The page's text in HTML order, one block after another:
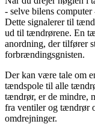
- selve bilens
Dette signalerer til
ud til tændrørene. En
anordning, der tilfører
forbrændingsgnisten.
Der kan være tale om
tændspole til alle
tændrør, er de mindre,
fra ventiler og tændrør
omdrejninger.